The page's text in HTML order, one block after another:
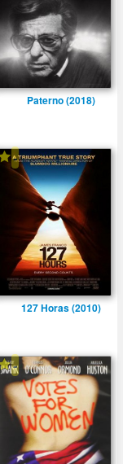
Paterno (2018)
-
127 Horas (2010)
-